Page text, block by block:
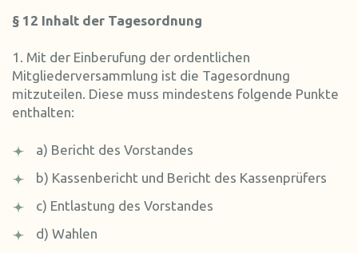
§ 12 Inhalt der Tagesordnung
1. Mit der Einberufung der ordentlichen
Mitgliederversammlung ist die Tagesordnung
mitzuteilen. Diese muss mindestens folgende Punkte
enthalten:
a) Bericht des Vorstandes
b) Kassenbericht und Bericht des Kassenprüfers
c) Entlastung des Vorstandes
d) Wahlen